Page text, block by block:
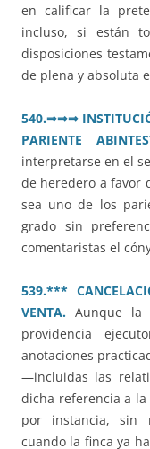
en calificar la
incluso, si están
disposiciones
de plena y absoluta
540.⇒⇒⇒
PARIENTE
interpretarse en el
de heredero a favor
sea uno de los
grado sin
comentaristas el
539.***
VENTA. Aunque la
providencia
anotaciones
—incluidas las
dicha referencia a
por instancia, sin
cuando la finca ya